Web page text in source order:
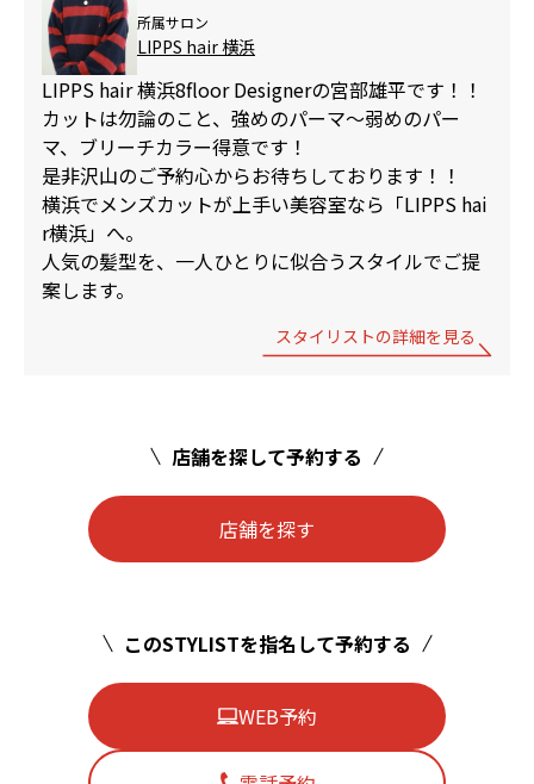
所属サロン
LIPPS hair 横浜
LIPPS hair 横浜8floor Designerの宮部雄平です！！
カットは勿論のこと、強めのパーマ〜弱めのパー
マ、ブリーチカラー得意です！
是非沢山のご予約心からお待ちしております！！
横浜でメンズカットが上手い美容室なら「LIPPS hai
r横浜」へ。
人気の髪型を、一人ひとりに似合うスタイルでご提
案します。
スタイリストの詳細を見る
店舗を探して予約する
店舗を探す
このSTYLISTを指名して予約する
WEB予約